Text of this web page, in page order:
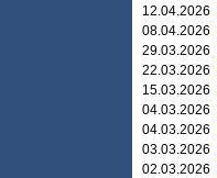
12.04.2026
08.04.2026
29.03.2026
22.03.2026
15.03.2026
04.03.2026
04.03.2026
03.03.2026
02.03.2026